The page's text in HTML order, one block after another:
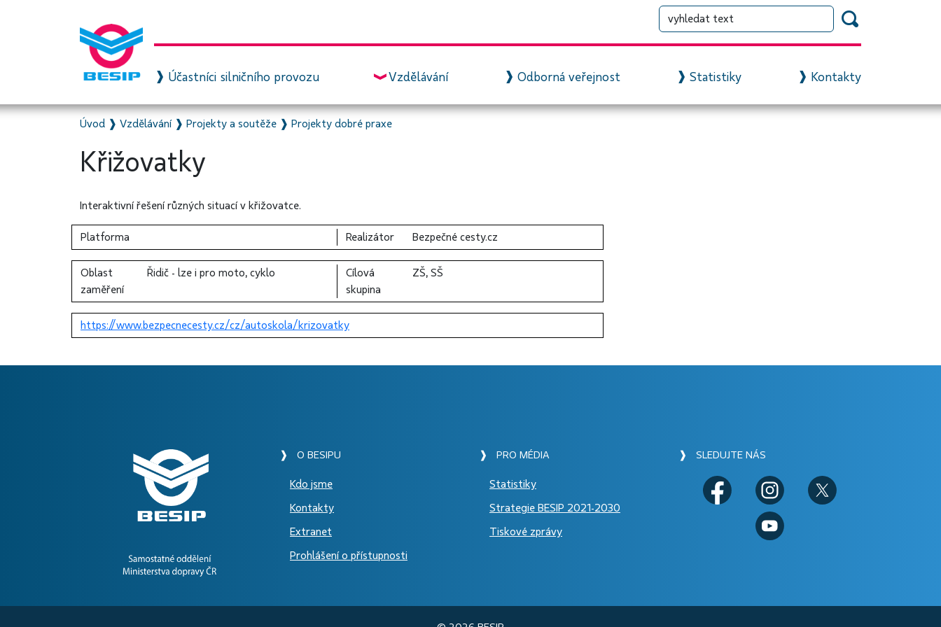
Účastníci silničního provozu Vzdělávání Odborná veřejnost Statistiky Kontakty
Úvod ❱ Vzdělávání❱ Projekty a soutěže ❱ Projekty dobré praxe
Křižovatky
Interaktivní řešení různých situací v křižovatce.
Platforma Realizátor Bezpečné cesty.cz
Oblast
zaměření
Řidič - lze i pro moto, cyklo
Cílová
skupina
ZŠ, SŠ
https://www.bezpecnecesty.cz/cz/autoskola/krizovatky
❱ O BESIPU
Kdo jsme
Kontakty
Extranet
Prohlášení o přístupnosti
❱ PRO MÉDIA
Statistiky
Strategie BESIP 2021-2030
Tiskové zprávy
❱ SLEDUJTE NÁS